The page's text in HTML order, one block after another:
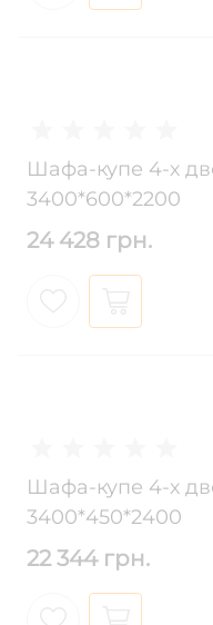
Шафа-купе 4-х
3400*600*2200
24 428 грн.
Шафа-купе 4-х
3400*450*2400
22 344 грн.